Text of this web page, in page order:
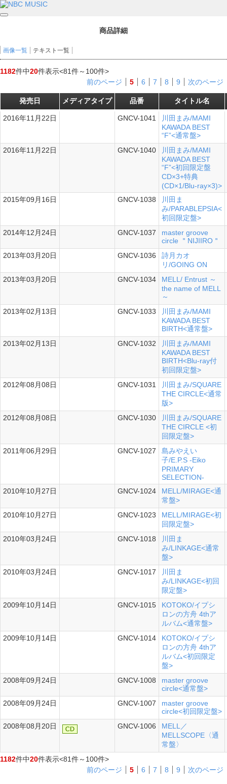
商品詳細
画像一覧 テキスト一覧
1182件中20件表示<81件～100件>
前のページ
5 6 7 8 9 次のページ
発売日 メディアタイプ 品番 タイトル名
2016年11月22日 GNCV-1041
川田まみ/MAMI
KAWADA BEST
“F”<通常盤>
2016年11月22日
GNCV-1040
川田まみ/MAMI
KAWADA BEST
“F”<初回限定盤
CD×3+特典
(CD×1/Blu-ray×3)>
2015年09月16日
GNCV-1038
川田ま
み/PARABLEPSIA<
初回限定盤>
2014年12月24日
GNCV-1037
master groove
circle ＂NIJIIRO＂
2013年03月20日
GNCV-1036
詩月カオ
リ/GOING ON
2013年03月20日
GNCV-1034
MELL/ Entrust ～
the name of MELL
～
2013年02月13日
GNCV-1033
川田まみ/MAMI
KAWADA BEST
BIRTH<通常盤>
2013年02月13日
GNCV-1032
川田まみ/MAMI
KAWADA BEST
BIRTH<Blu-ray付
初回限定盤>
2012年08月08日
GNCV-1031
川田まみ/SQUARE
THE CIRCLE<通常
版>
2012年08月08日
GNCV-1030
川田まみ/SQUARE
THE CIRCLE <初
回限定盤>
2011年06月29日
GNCV-1027
島みやえい
子/E.P.S -Eiko
PRIMARY
SELECTION-
2010年10月27日
GNCV-1024
MELL/MIRAGE<通
常盤>
2010年10月27日
GNCV-1023
MELL/MIRAGE<初
回限定盤>
2010年03月24日
GNCV-1018
川田ま
み/LINKAGE<通常
盤>
2010年03月24日
GNCV-1017
川田ま
み/LINKAGE<初回
限定盤>
2009年10月14日
GNCV-1015
KOTOKO/イプシ
ロンの方舟 4thア
ルバム<通常盤>
2009年10月14日
GNCV-1014
KOTOKO/イプシ
ロンの方舟 4thア
ルバム<初回限定
盤>
2008年09月24日
GNCV-1008
master groove
circle<通常盤>
2008年09月24日
GNCV-1007
master groove
circle<初回限定盤>
2008年08月20日
GNCV-1006
MELL／
MELLSCOPE〈通
常盤〉
1182件中20件表示<81件～100件>
前のページ
5 6 7 8 9 次のページ